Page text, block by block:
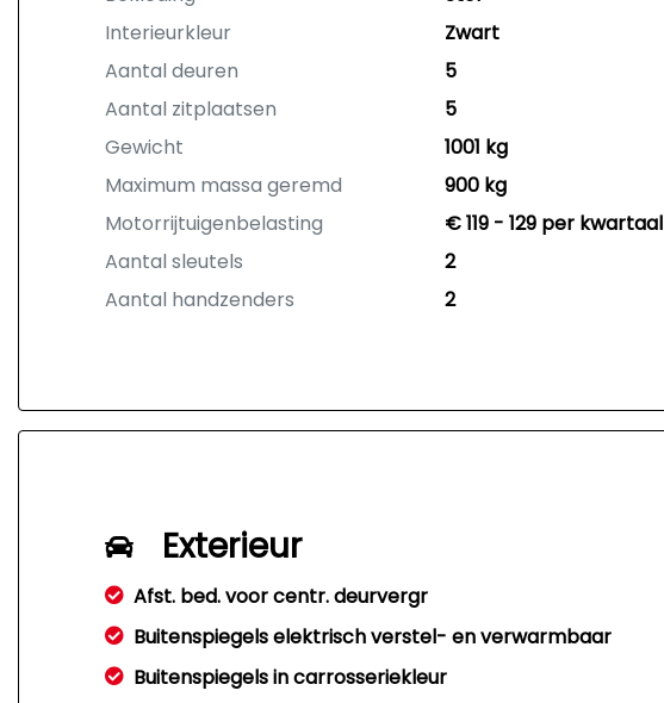
Interieurkleur
Zwart
Aantal deuren
5
Aantal zitplaatsen
5
Gewicht
1001 kg
Maximum massa geremd
900 kg
Motorrijtuigenbelasting
€ 119 - 129 per kwartaal
Aantal sleutels
2
Aantal handzenders
2
Exterieur
Afst. bed. voor centr. deurvergr
Buitenspiegels elektrisch verstel- en verwarmbaar
Buitenspiegels in carrosseriekleur